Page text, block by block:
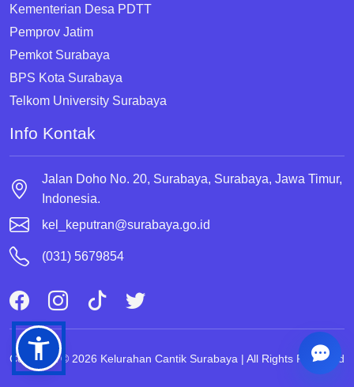
Kementerian Desa PDTT
Pemprov Jatim
Pemkot Surabaya
BPS Kota Surabaya
Telkom University Surabaya
Info Kontak
Jalan Doho No. 20, Surabaya, Surabaya, Jawa Timur,
Indonesia.
kel_keputran@surabaya.go.id
(031) 5679854
Copyright © 2026 Kelurahan Cantik Surabaya | All Rights Reserved